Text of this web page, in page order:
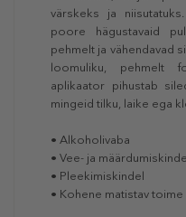
värskeks ja
poore hägustavaid
pehmelt ja vähendavad
loomuliku, pehmelt
aplikaator pihustab
mingeid tilku, laike ega
• Alkoholivaba
• Vee- ja
• Pleekimiskindel
• Kohene matistav toime